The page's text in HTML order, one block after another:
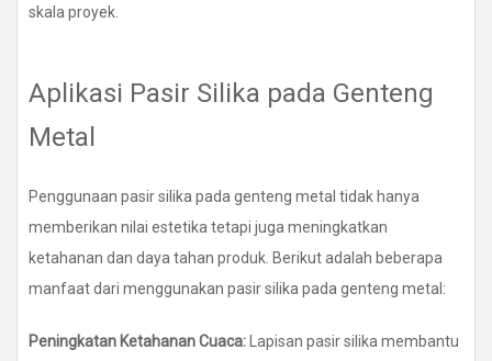
skala proyek.
Aplikasi Pasir Silika pada Genteng
Metal
Penggunaan pasir silika pada genteng metal tidak hanya
memberikan nilai estetika tetapi juga meningkatkan
ketahanan dan daya tahan produk. Berikut adalah beberapa
manfaat dari menggunakan pasir silika pada genteng metal:
Peningkatan Ketahanan Cuaca: Lapisan pasir silika membantu